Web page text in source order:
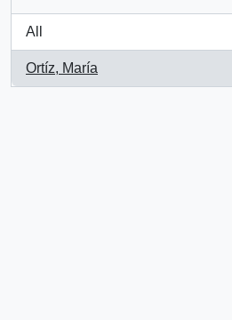
All
Ortíz, María
, 1 results